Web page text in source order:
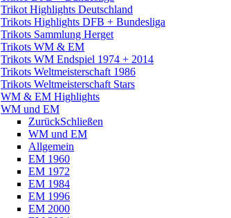
Trikot Highlights Deutschland
Trikots Highlights DFB + Bundesliga
Trikots Sammlung Herget
Trikots WM & EM
Trikots WM Endspiel 1974 + 2014
Trikots Weltmeisterschaft 1986
Trikots Weltmeisterschaft Stars
WM & EM Highlights
WM und EM
ZurückSchließen
WM und EM
Allgemein
EM 1960
EM 1972
EM 1984
EM 1996
EM 2000